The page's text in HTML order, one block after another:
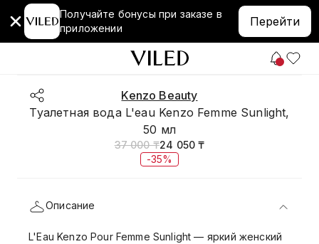
Получайте бонусы при заказе в
приложении
Перейти
Kenzo Beauty
Туалетная вода L'eau Kenzo Femme Sunlight,
50 мл
37 000 ₸24 050 ₸
-35%
Описание
L'Eau Kenzo Pour Femme Sunlight — яркий женский